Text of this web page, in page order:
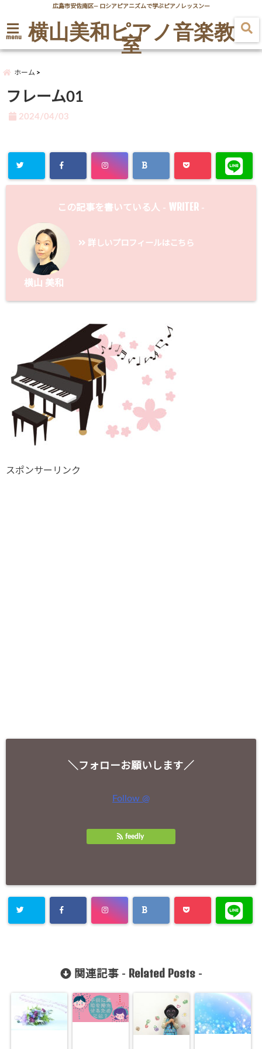
広島市安佐南区― ロシアピアニズムで学ぶピアノレッスンー
menu 横山美和ピアノ音楽教
室
ホーム
フレーム01
2024/04/03
この記事を書いている人 - WRITER -
横山 美和
詳しいプロフィールはこちら
スポンサーリンク
＼フォローお願いします／
Follow @
feedly
関連記事 - Related Posts-